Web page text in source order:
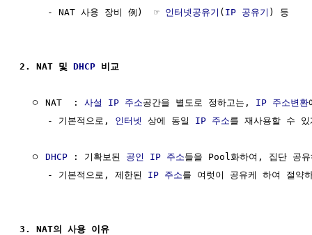
     - NAT 사용 장비 例)  ☞
인터넷공유기 ( IP 공유기 ) 등
2. NAT 및 DHCP 비교
  ㅇ NAT  :
사설 IP 주소공간을 별도로 정하고는, IP 주소변환
     - 기본적으로,
인터넷 상에 동일 IP 주소를 재사용할 수
  ㅇ
DHCP : 기확보된 공인 IP 주소들을 Pool화하여, 집단 공유
     - 기본적으로, 제한된
IP 주소를 여럿이 공유케 하여 절약
3. NAT의 사용 이유